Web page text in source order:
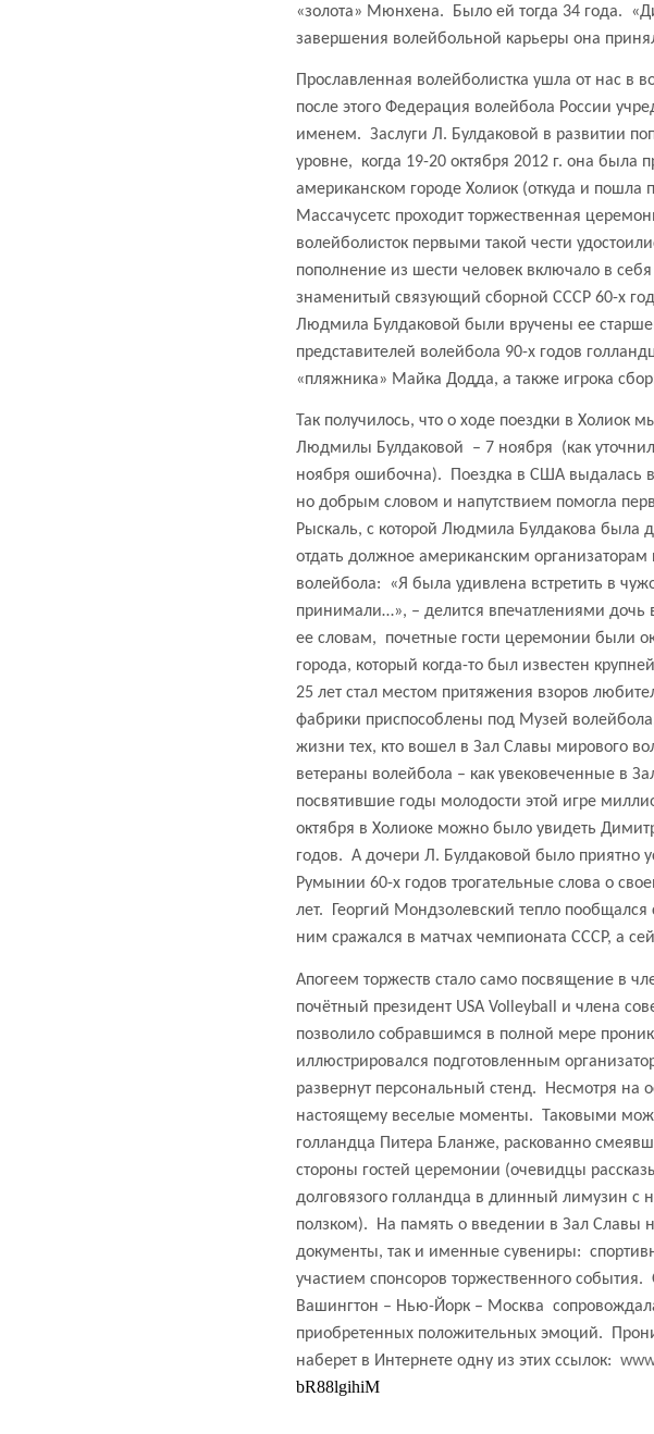
«золота» Мюнхена.
Было ей тогда 34 года.
завершения волейбольной карьеры она
Прославленная волейболистка ушла от нас в
после этого Федерация волейбола России
именем. Заслуги Л. Булдаковой в развитии
уровне,
когда 19-20 октября 2012 г. она была
американском городе Холиок (откуда и пошла
Массачусетс проходит торжественная
волейболисток первыми такой чести
пополнение из шести человек включало в
знаменитый связующий сборной СССР 60-х
Людмила Булдаковой были вручены ее
представителей волейбола 90-х годов
«пляжника» Майка Додда, а также игрока
Так получилось, что о ходе поездки в Холиок
Людмилы Булдаковой
– 7 ноября
(как
ноября ошибочна).
Поездка в США выдалась
но добрым словом и напутствием помогла
Рыскаль, с которой Людмила Булдакова была
отдать должное американским
волейбола:
«Я была удивлена встретить в
принимали…», – делится впечатлениями дочь
ее словам,
почетные гости церемонии были
города, который когда-то был известен
25 лет стал местом притяжения взоров
фабрики приспособлены под Музей
жизни тех, кто вошел в Зал Славы мирового
ветераны волейбола – как увековеченные в
посвятившие годы молодости этой игре
октября в Холиоке можно было увидеть
годов. А дочери Л. Булдаковой было приятно
Румынии 60-х годов трогательные слова о
лет.
Георгий Мондзолевский тепло
ним сражался в матчах чемпионата СССР, а
Апогеем торжеств стало само посвящение в
почётный президент USA Volleyball и члена
позволило собравшимся в полной мере
иллюстрировался подготовленным
развернут персональный стенд.
Несмотря на
настоящему веселые моменты.
Таковыми
голландца Питера Бланже, раскованно
стороны гостей церемонии (очевидцы
долговязого голландца в длинный лимузин с
ползком).
На память о введении в Зал Славы
документы, так и именные сувениры:
участием спонсоров торжественного события.
Вашингтон – Нью-Йорк – Москва
приобретенных положительных эмоций.
наберет в Интернете одну из этих ссылок: w
bR88lgihiM